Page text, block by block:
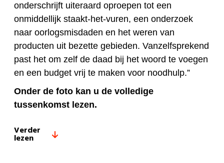
onderschrijft uiteraard oproepen tot een
onmiddellijk staakt-het-vuren, een onderzoek
naar oorlogsmisdaden en het weren van
producten uit bezette gebieden. Vanzelfsprekend
past het om zelf de daad bij het woord te voegen
en een budget vrij te maken voor noodhulp.”
Onder de foto kan u de volledige
tussenkomst lezen.
Verder
lezen